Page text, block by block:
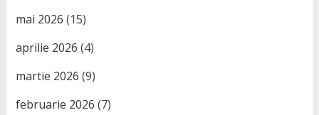
mai 2026 (15)
aprilie 2026 (4)
martie 2026 (9)
februarie 2026 (7)